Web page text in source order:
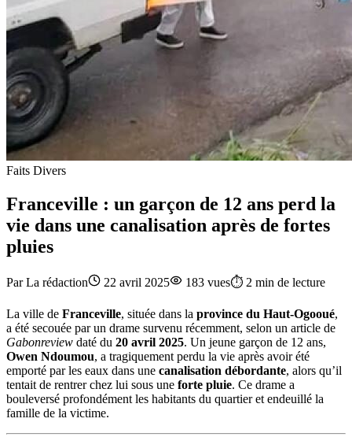
Faits Divers
Franceville : un garçon de 12 ans perd la
vie dans une canalisation après de fortes
pluies
ParLa rédaction 22 avril 2025 183 vues⏱️ 2 min de lecture
La ville de Franceville, située dans la province du Haut-Ogooué,
a été secouée par un drame survenu récemment, selon un article de
Gabonreview daté du 20 avril 2025. Un jeune garçon de 12 ans,
Owen Ndoumou, a tragiquement perdu la vie après avoir été
emporté par les eaux dans une canalisation débordante, alors qu’il
tentait de rentrer chez lui sous une forte pluie. Ce drame a
bouleversé profondément les habitants du quartier et endeuillé la
famille de la victime.